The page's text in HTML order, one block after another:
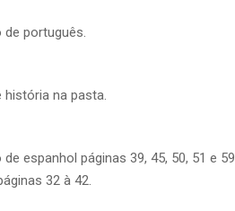
português.
na pasta.
espanhol páginas 39, 45, 50, 51 e 59.
32 à 42.